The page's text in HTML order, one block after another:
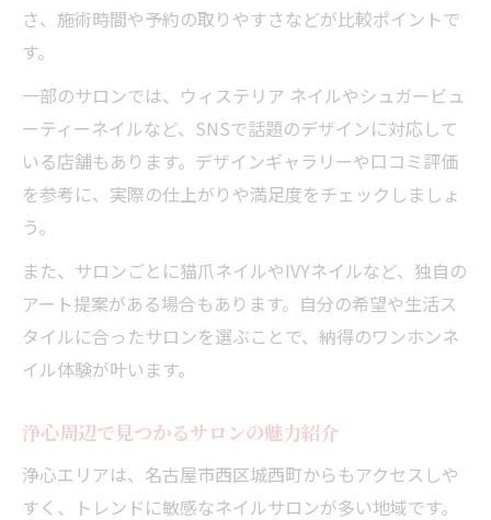
さ、施術時間や予約の取りやすさなどが比較ポイントで
す。
一部のサロンでは、ウィステリア ネイルやシュガービュ
ーティーネイルなど、SNSで話題のデザインに対応して
いる店舗もあります。デザインギャラリーや口コミ評価
を参考に、実際の仕上がりや満足度をチェックしましょ
う。
また、サロンごとに猫爪ネイルやIVYネイルなど、独自の
アート提案がある場合もあります。自分の希望や生活ス
タイルに合ったサロンを選ぶことで、納得のワンホンネ
イル体験が叶います。
浄心周辺で見つかるサロンの魅力紹介
浄心エリアは、名古屋市西区城西町からもアクセスしや
すく、トレンドに敏感なネイルサロンが多い地域です。